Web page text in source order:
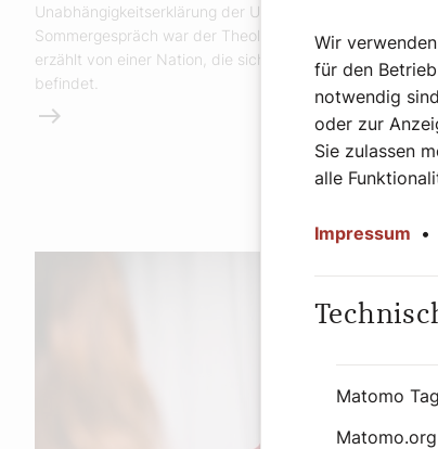
Unabhängigkeitserklärung der USA wurde unterzeichnet.
Sommergespräch war der Theologe Andreas Weiß zu
erzählt von einer Nation, die sich in einer Identitätskrise
befindet.
Weiterlesen
Wir
für den
notwendig
oder zur
Sie zulassen
alle
Impressum •
Matomo
Matomo.org